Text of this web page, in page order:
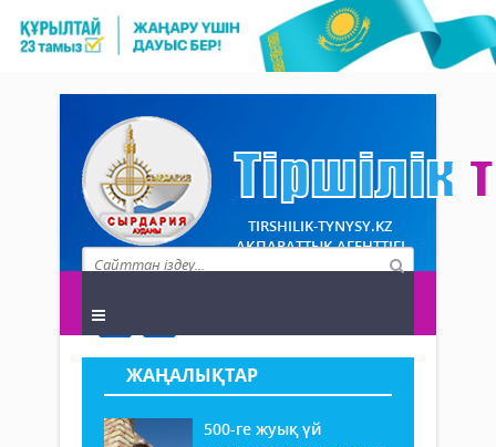
TIRSHILIK-TYNYSY.KZ
АҚПАРАТТЫҚ АГЕНТТІГІ
ЖАҢАЛЫҚТАР
500-ге жуық үй